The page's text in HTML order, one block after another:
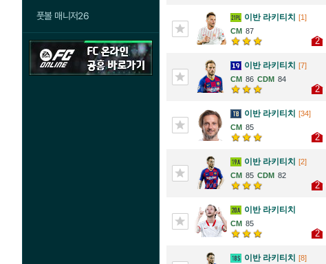
풋볼 매니저26
이반 라키티치
[1]
87
2
이반 라키티치
[7]
86
84
2
이반 라키티치
[34]
85
2
이반 라키티치
[2]
85
82
2
이반 라키티치
85
2
이반 라키티치
[8]